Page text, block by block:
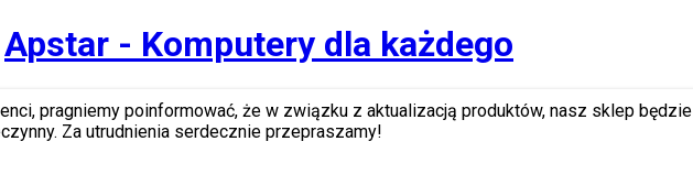
Apstar - Komputery dla każdego
pragniemy poinformować, że w związku z aktualizacją produktów, nasz sklep będzie
Za utrudnienia serdecznie przepraszamy!